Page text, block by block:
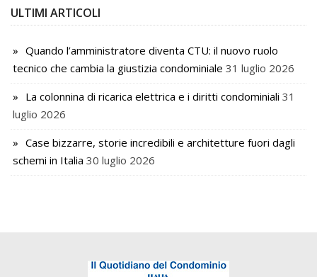
ULTIMI ARTICOLI
Quando l’amministratore diventa CTU: il nuovo ruolo
tecnico che cambia la giustizia condominiale 31 luglio 2026
La colonnina di ricarica elettrica e i diritti condominiali 31
luglio 2026
Case bizzarre, storie incredibili e architetture fuori dagli
schemi in Italia 30 luglio 2026